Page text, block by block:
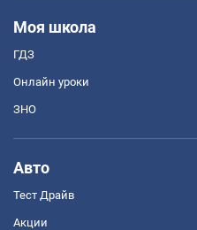
Моя школа
ГДЗ
Онлайн уроки
ЗНО
Авто
Тест Драйв
Акции